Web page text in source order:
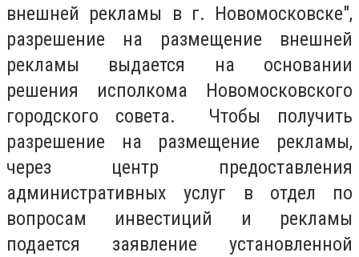
внешней рекламы в г. Новомосковске",
разрешение на размещение внешней
рекламы выдается на основании
решения исполкома Новомосковского
городского совета. Чтобы получить
разрешение на размещение рекламы,
через центр предоставления
административных услуг в отдел по
вопросам инвестиций и рекламы
подается заявление установленной